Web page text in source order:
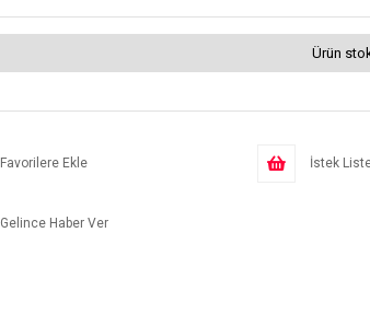
Ürün
Favorilere Ekle İstek
Gelince Haber Ver